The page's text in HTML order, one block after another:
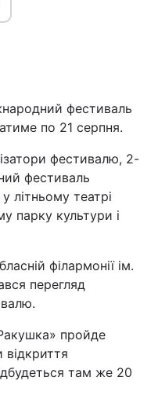
фестиваль
по 21 серпня.
фестивалю, 2-
фестиваль
літньому театрі
парку культури і
філармонії ім.
перегляд
пройде
там же 20